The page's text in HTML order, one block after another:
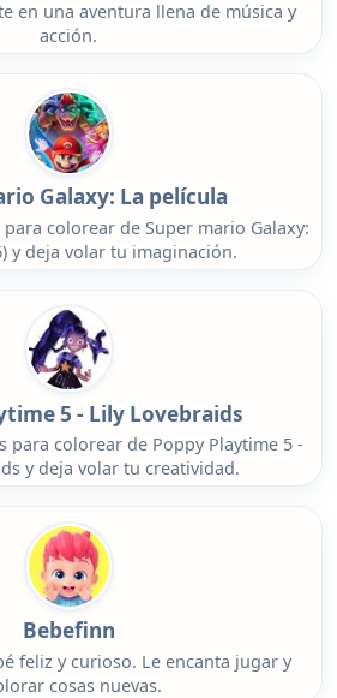
en una aventura llena de música y
acción.
Galaxy: La película
colorear de Super mario Galaxy:
y deja volar tu imaginación.
5 - Lily Lovebraids
para colorear de Poppy Playtime 5 -
y deja volar tu creatividad.
Bebefinn
feliz y curioso. Le encanta jugar y
cosas nuevas.